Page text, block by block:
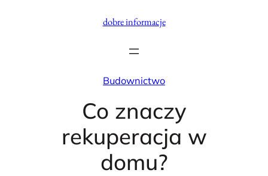
dobre informacje
Budownictwo
Co znaczy
rekuperacja w
domu?